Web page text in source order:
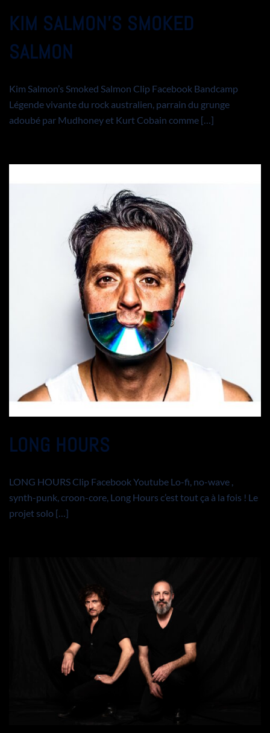
KIM SALMON’S SMOKED
SALMON
Kim Salmon’s Smoked Salmon Clip Facebook Bandcamp
Légende vivante du rock australien, parrain du grunge
adoubé par Mudhoney et Kurt Cobain comme […]
LONG HOURS
LONG HOURS Clip Facebook Youtube Lo-fi, no-wave ,
synth-punk, croon-core, Long Hours c’est tout ça à la fois ! Le
projet solo […]